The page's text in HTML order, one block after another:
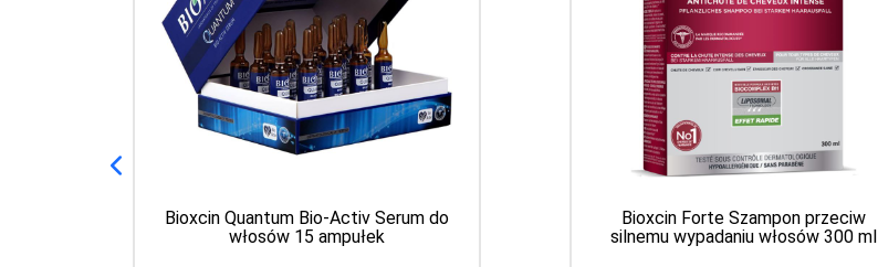
Bioxcin Quantum Bio-Activ Serum do
włosów 15 ampułek
Bioxcin Forte Szampon przeciw
silnemu wypadaniu włosów 300 ml